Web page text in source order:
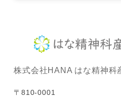
株式会社HANA はな精神科
〒810-0001